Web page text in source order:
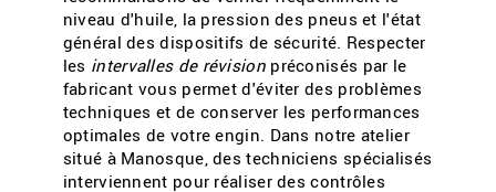
niveau d'huile, la pression des pneus et l'état
général des dispositifs de sécurité. Respecter
les intervalles de révisionpréconisés par le
fabricant vous permet d'éviter des problèmes
techniques et de conserver les performances
optimales de votre engin. Dans notre atelier
situé à Manosque, des techniciens spécialisés
interviennent pour réaliser des contrôles